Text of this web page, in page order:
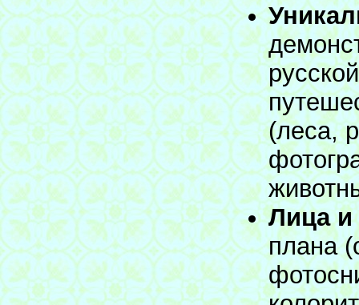
(леса,
Лица и
плана